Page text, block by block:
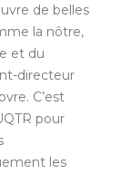
de belles
la nôtre,
et du
directeur
C’est
pour
les